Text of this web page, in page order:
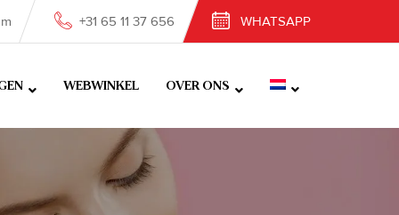
+31 65 11 37 656 WHATSAPP
WEBWINKEL OVER ONS